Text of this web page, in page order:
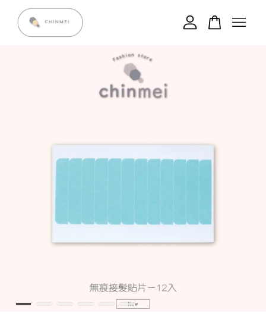
您的購物車目前還是空的。
繼續購物